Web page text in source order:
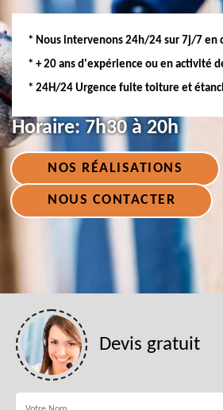
* Nous intervenons 24h/24 sur 7j/7 en
* + 20 ans d'expérience ou en activité
* 24H/24 Urgence fuite toiture et
Horaire: 7h30 à 20h
NOS RÉALISATIONS
NOUS CONTACTER
Devis gratuit